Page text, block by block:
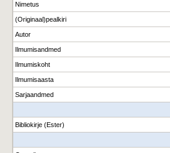
Nimetus
(Originaal)pealkiri
Autor
Ilmumisandmed
Ilmumiskoht
Ilmumisaasta
Sarjaandmed
Bibliokirje (Ester)